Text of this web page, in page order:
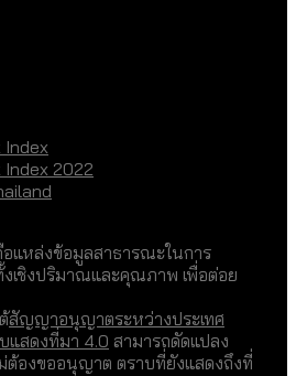
Index
Index 2022
อแหล่งข้อมูลสาธารณะในการ
เชิงปริมาณและคุณภาพ เพื่อต่อย
สัญญาอนุญาตระหว่างประเทศ
แสดงที่มา 4.0 สามารถดัดแปลง
ม่ต้องขออนุญาต ตราบที่ยังแสดงถึงที่